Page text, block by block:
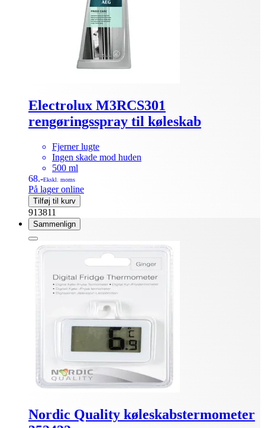
Electrolux M3RCS301
rengøringsspray til køleskab
Fjerner lugte
Ingen skade mod huden
500 ml
68.-Ekskl. moms
På lager online
Tilføj til kurv
913811
Sammenlign
Nordic Quality køleskabstermometer